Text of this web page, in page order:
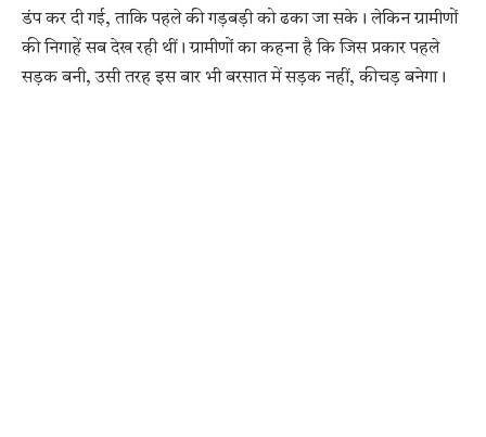
डंप कर दी गई, ताकि पहले की गड़बड़ी को ढका जा सके। लेकिन ग्रामीणों
की निगाहें सब देख रही थीं। ग्रामीणों का कहना है कि जिस प्रकार पहले
सड़क बनी, उसी तरह इस बार भी बरसात में सड़क नहीं, कीचड़ बनेगा।